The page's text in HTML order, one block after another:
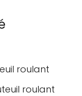
roulant
roulant